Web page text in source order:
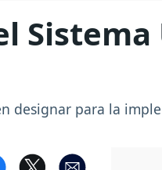
Sistema
designar para la